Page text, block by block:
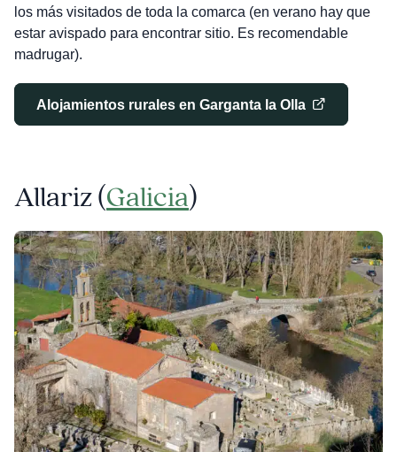
los más visitados de toda la comarca (en verano hay que
estar avispado para encontrar sitio. Es recomendable
madrugar).
Alojamientos rurales en Garganta la Olla
Allariz (Galicia)